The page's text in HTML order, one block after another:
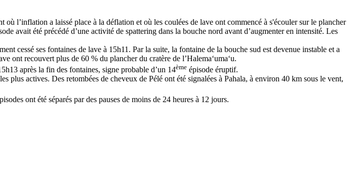
l’inflation a laissé place à la déflation et où les coulées de lave ont commencé à s'écouler sur le plancher
avait été précédé d’une activité de spattering dans la bouche nord avant d’augmenter en intensité. Les
cessé ses fontaines de lave à 15h11. Par la suite, la fontaine de la bouche sud est devenue instable et a
ont recouvert plus de 60 % du plancher du cratère de l’Halemaʻumaʻu.
après la fin des fontaines, signe probable d’un 14ème épisode éruptif.
plus actives. Des retombées de cheveux de Pélé ont été signalées à Pahala, à environ 40 km sous le vent,
ont été séparés par des pauses de moins de 24 heures à 12 jours.